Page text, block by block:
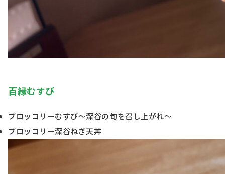
百縁むすび
ブロッコリーむすび～深谷の旬を召し上がれ～
ブロッコリー深谷ねぎ天丼